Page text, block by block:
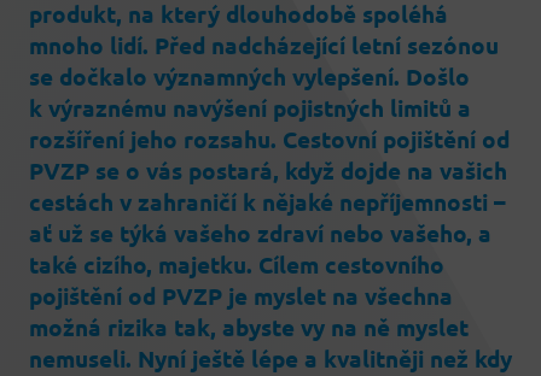
produkt, na který dlouhodobě spoléhá
mnoho lidí. Před nadcházející letní sezónou
se dočkalo významných vylepšení. Došlo
k výraznému navýšení pojistných limitů a
rozšíření jeho rozsahu. Cestovní pojištění od
PVZP se o vás postará, když dojde na vašich
cestách v zahraničí k nějaké nepříjemnosti –
ať už se týká vašeho zdraví nebo vašeho, a
také cizího, majetku. Cílem cestovního
pojištění od PVZP je myslet na všechna
možná rizika tak, abyste vy na ně myslet
nemuseli. Nyní ještě lépe a kvalitněji než kdy